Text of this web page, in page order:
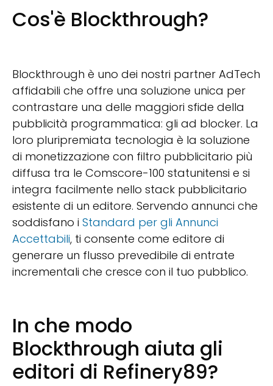
Cos'è Blockthrough?
Blockthrough è uno dei nostri partner AdTech
affidabili che offre una soluzione unica per
contrastare una delle maggiori sfide della
pubblicità programmatica: gli ad blocker. La
loro pluripremiata tecnologia è la soluzione
di monetizzazione con filtro pubblicitario più
diffusa tra le Comscore-100 statunitensi e si
integra facilmente nello stack pubblicitario
esistente di un editore. Servendo annunci che
soddisfano i Standard per gli Annunci
Accettabili, ti consente come editore di
generare un flusso prevedibile di entrate
incrementali che cresce con il tuo pubblico.
In che modo
Blockthrough aiuta gli
editori di Refinery89?